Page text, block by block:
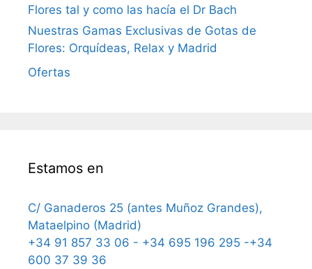
Flores tal y como las hacía el Dr Bach
Nuestras Gamas Exclusivas de Gotas de
Flores: Orquídeas, Relax y Madrid
Ofertas
Estamos en
C/ Ganaderos 25 (antes Muñoz Grandes),
Mataelpino (Madrid)
+34 91 857 33 06 - +34 695 196 295 -+34
600 37 39 36